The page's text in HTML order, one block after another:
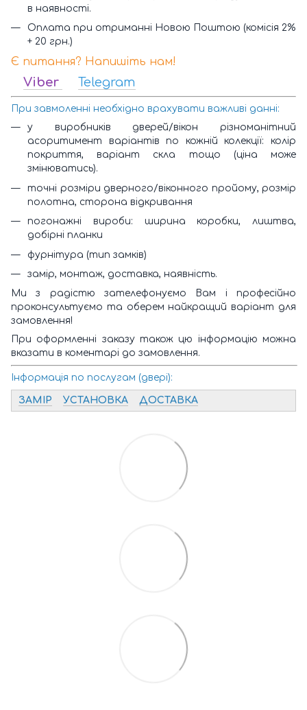
в наявності.
Оплата при отриманні Новою Поштою (комісія 2%
+ 20 грн.)
Є питання? Напишіть нам!
Viber Telegram
При завмоленні необхідно врахувати важливі данні:
у виробників дверей/вікон різноманітний
асоритимент варіантів по кожній колекції: колір
покриття, варіант скла тощо (ціна може
змінюватись).
точні розміри дверного/віконного пройому, розмір
полотна, сторона відкривання
погонажні вироби: ширина коробки, лиштва,
добірні планки
фурнітура (тип замків)
замір, монтаж, доставка, наявність.
Ми з радістю зателефонуємо Вам і професійно
проконсультуємо та оберем найкращий варіант для
замовлення!
При оформленні заказу також цю інформацію можна
вказати в коментарі до замовлення.
Інформація по послугам (двері):
ЗАМІР УСТАНОВКА ДОСТАВКА